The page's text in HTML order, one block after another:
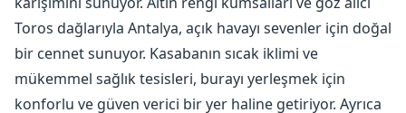
Toros dağlarıyla Antalya, açık havayı sevenler için doğal
bir cennet sunuyor. Kasabanın sıcak iklimi ve
mükemmel sağlık tesisleri, burayı yerleşmek için
konforlu ve güven verici bir yer haline getiriyor. Ayrıca